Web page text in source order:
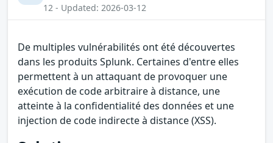
12 - Updated: 2026-03-12
De multiples vulnérabilités ont été découvertes
dans les produits Splunk. Certaines d'entre elles
permettent à un attaquant de provoquer une
exécution de code arbitraire à distance, une
atteinte à la confidentialité des données et une
injection de code indirecte à distance (XSS).